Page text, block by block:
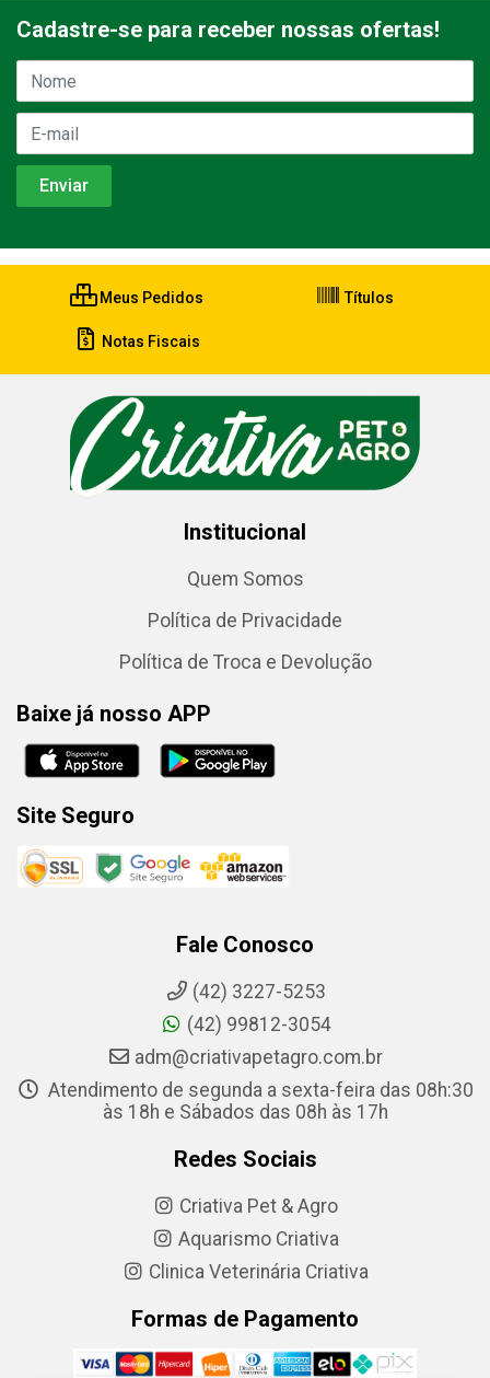
Cadastre-se para receber nossas ofertas!
Meus Pedidos Títulos
Notas Fiscais
Institucional
Quem Somos
Política de Privacidade
Política de Troca e Devolução
Baixe já nosso APP
Site Seguro
Fale Conosco
(42) 3227-5253
(42) 99812-3054
adm@criativapetagro.com.br
Atendimento de segunda a sexta-feira das 08h:30
às 18h e Sábados das 08h às 17h
Redes Sociais
Criativa Pet & Agro
Aquarismo Criativa
Clinica Veterinária Criativa
Formas de Pagamento